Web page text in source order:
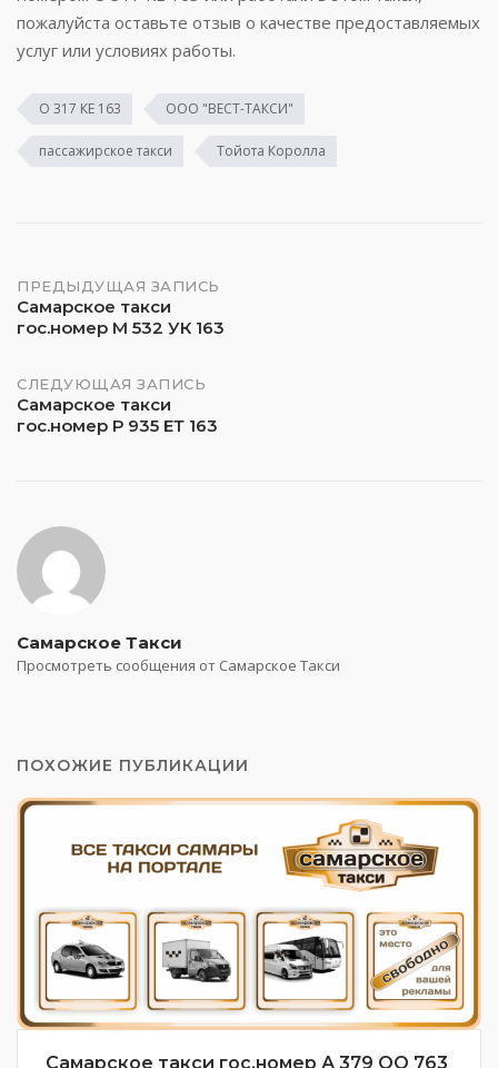
пожалуйста оставьте отзыв о качестве предоставляемых
услуг или условиях работы.
О 317 КЕ 163 ООО "ВЕСТ-ТАКСИ"
пассажирское такси Тойота Королла
Навигация
по
записям
ПРЕДЫДУЩАЯ ЗАПИСЬ
Самарское такси
гос.номер М 532 УК 163
СЛЕДУЮЩАЯ ЗАПИСЬ
Самарское такси
гос.номер Р 935 ЕТ 163
Самарское Такси
Просмотреть сообщения от Самарское Такси
ПОХОЖИЕ ПУБЛИКАЦИИ
Самарское такси гос.номер А 379 ОО 763